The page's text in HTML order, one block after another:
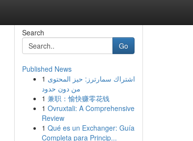
Search
Go
Published News
1 اشتراك سمارترز: حيز المحتوى
من دون حدود
1 兼职：愉快赚零花钱
1 Ovruxtali: A Comprehensive
Review
1 Qué es un Exchanger: Guía
Completa para Princip...